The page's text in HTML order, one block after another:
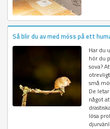
Så blir du av med möss på ett
Har du
hör du
sova?
små
De
något
lösa